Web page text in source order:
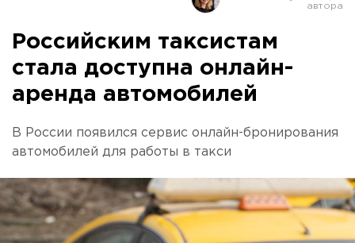
Российским таксистам
стала доступна онлайн-
аренда автомобилей
В России появился сервис онлайн-бронирования
автомобилей для работы в такси